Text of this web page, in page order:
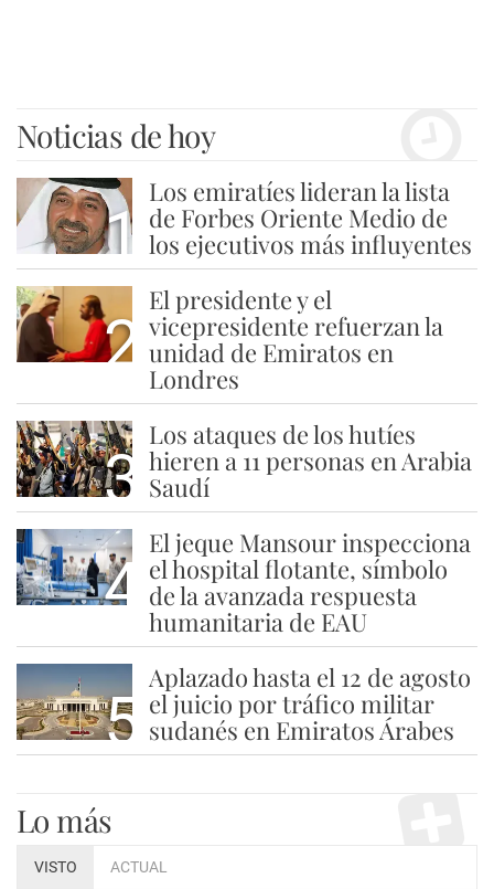
Noticias de hoy
1
Los emiratíes lideran la lista
de Forbes Oriente Medio de
los ejecutivos más influyentes
2
El presidente y el
vicepresidente refuerzan la
unidad de Emiratos en
Londres
3
Los ataques de los hutíes
hieren a 11 personas en Arabia
Saudí
4
El jeque Mansour inspecciona
el hospital flotante, símbolo
de la avanzada respuesta
humanitaria de EAU
5
Aplazado hasta el 12 de agosto
el juicio por tráfico militar
sudanés en Emiratos Árabes
Lo más
VISTO ACTUAL